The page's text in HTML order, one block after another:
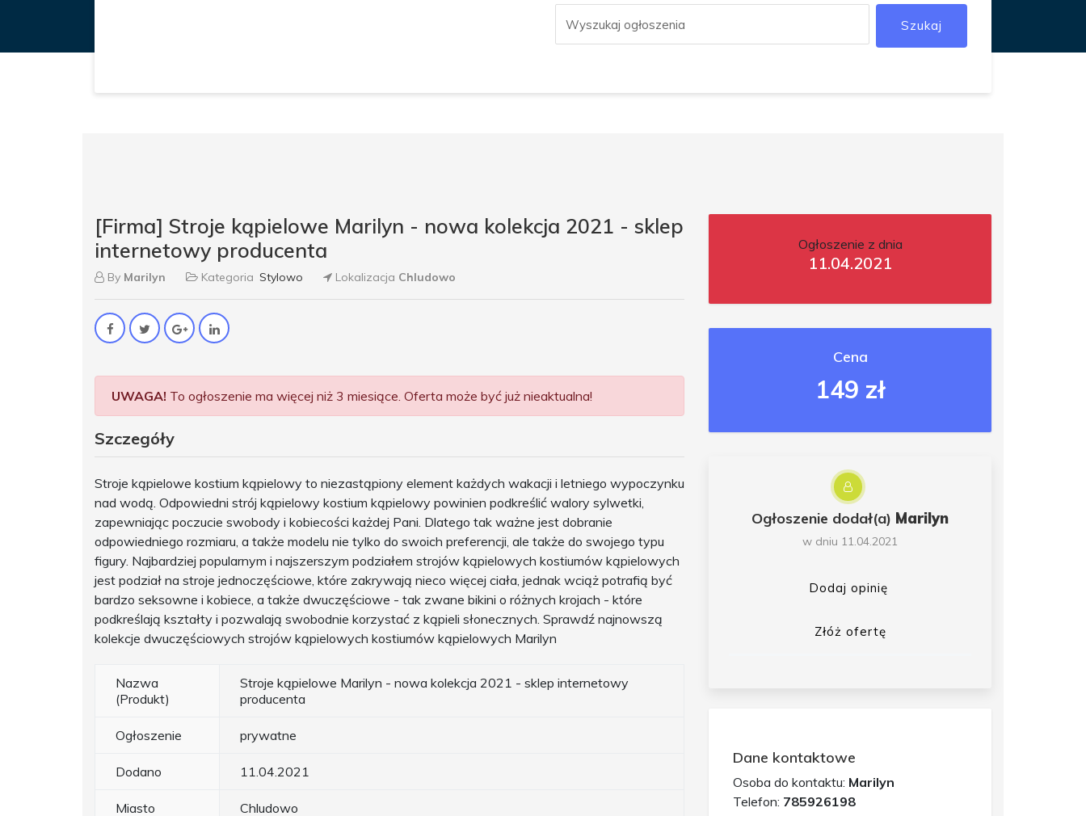
Szukaj
[Firma] Stroje kąpielowe Marilyn - nowa kolekcja 2021 - sklep
internetowy producenta
By Marilyn Kategoria Stylowo Lokalizacja Chludowo
UWAGA! To ogłoszenie ma więcej niż 3 miesiące. Oferta może być już nieaktualna!
Szczegóły
Stroje kąpielowe kostium kąpielowy to niezastąpiony element każdych wakacji i letniego wypoczynku
nad wodą. Odpowiedni strój kąpielowy kostium kąpielowy powinien podkreślić walory sylwetki,
zapewniając poczucie swobody i kobiecości każdej Pani. Dlatego tak ważne jest dobranie
odpowiedniego rozmiaru, a także modelu nie tylko do swoich preferencji, ale także do swojego typu
figury. Najbardziej popularnym i najszerszym podziałem strojów kąpielowych kostiumów kąpielowych
jest podział na stroje jednoczęściowe, które zakrywają nieco więcej ciała, jednak wciąż potrafią być
bardzo seksowne i kobiece, a także dwuczęściowe - tak zwane bikini o różnych krojach - które
podkreślają kształty i pozwalają swobodnie korzystać z kąpieli słonecznych. Sprawdź najnowszą
kolekcje dwuczęściowych strojów kąpielowych kostiumów kąpielowych Marilyn
Nazwa
(Produkt)
Stroje kąpielowe Marilyn - nowa kolekcja 2021 - sklep internetowy
producenta
Ogłoszenie prywatne
Dodano 11.04.2021
Miasto Chludowo
Ogłoszenie z dnia
11.04.2021
Cena
149 zł
Ogłoszenie dodał(a) Marilyn
w dniu 11.04.2021
Dodaj opinię
Złóż ofertę
Dane kontaktowe
Osoba do kontaktu: Marilyn
Telefon: 785926198